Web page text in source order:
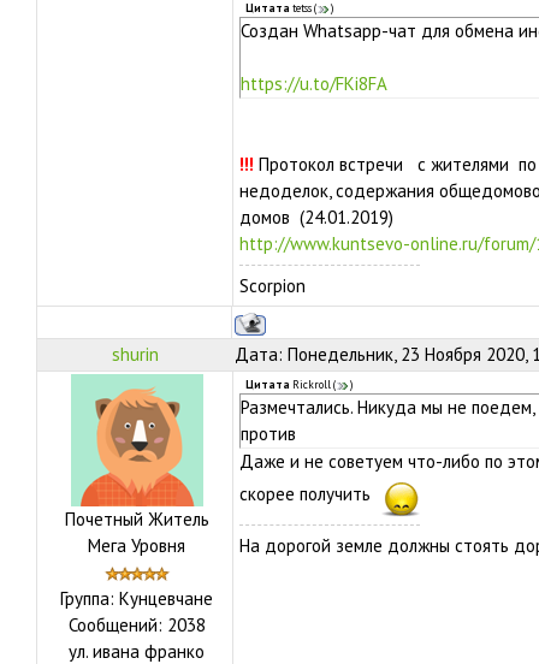
Цитата tetss( )
Создан Whatsapp-чат для обмена
https://u.to/FKi8FA
!!! Протокол встречи с жителями по
недоделок, содержания
домов (24.01.2019)
http://www.kuntsevo-online.ru/forum/
Scorpion
shurin Дата: Понедельник, 23 Ноября
Почетный Житель
Мега Уровня
Группа: Кунцевчане
Сообщений: 2038
ул. ивана франко
Цитата Rickroll( )
Размечтались. Никуда мы не
против
Даже и не советуем что-либо по
скорее получить
На дорогой земле должны стоять